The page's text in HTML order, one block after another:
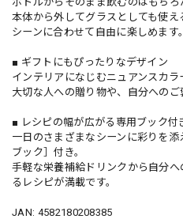
本体から外してグラスとしても使え
シーンに合わせて自由に楽しめます。
■ ギフトにもぴったりなデザイン
インテリアになじむニュアンスカラ
大切な人への贈り物や、自分へのご
■ レシピの幅が広がる専用ブック付
一日のさまざまなシーンに彩りを
ブック］付き。
手軽な栄養補給ドリンクから自分
るレシピが満載です。
JAN: 4582180208385